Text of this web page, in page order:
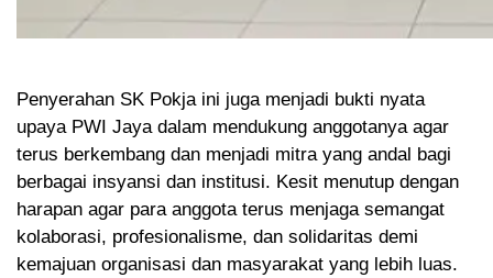
Penyerahan SK Pokja ini juga menjadi bukti nyata
upaya PWI Jaya dalam mendukung anggotanya agar
terus berkembang dan menjadi mitra yang andal bagi
berbagai insyansi dan institusi. Kesit menutup dengan
harapan agar para anggota terus menjaga semangat
kolaborasi, profesionalisme, dan solidaritas demi
kemajuan organisasi dan masyarakat yang lebih luas.